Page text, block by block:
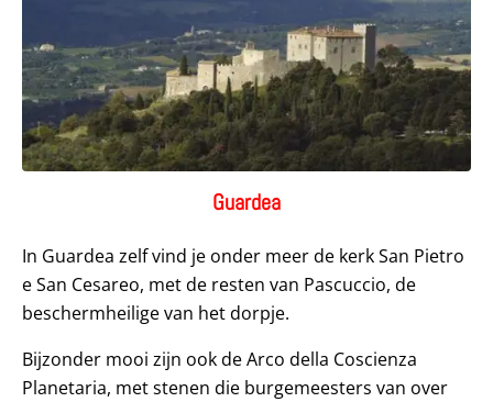
Guardea
In Guardea zelf vind je onder meer de kerk San Pietro
e San Cesareo, met de resten van Pascuccio, de
beschermheilige van het dorpje.
Bijzonder mooi zijn ook de Arco della Coscienza
Planetaria, met stenen die burgemeesters van over